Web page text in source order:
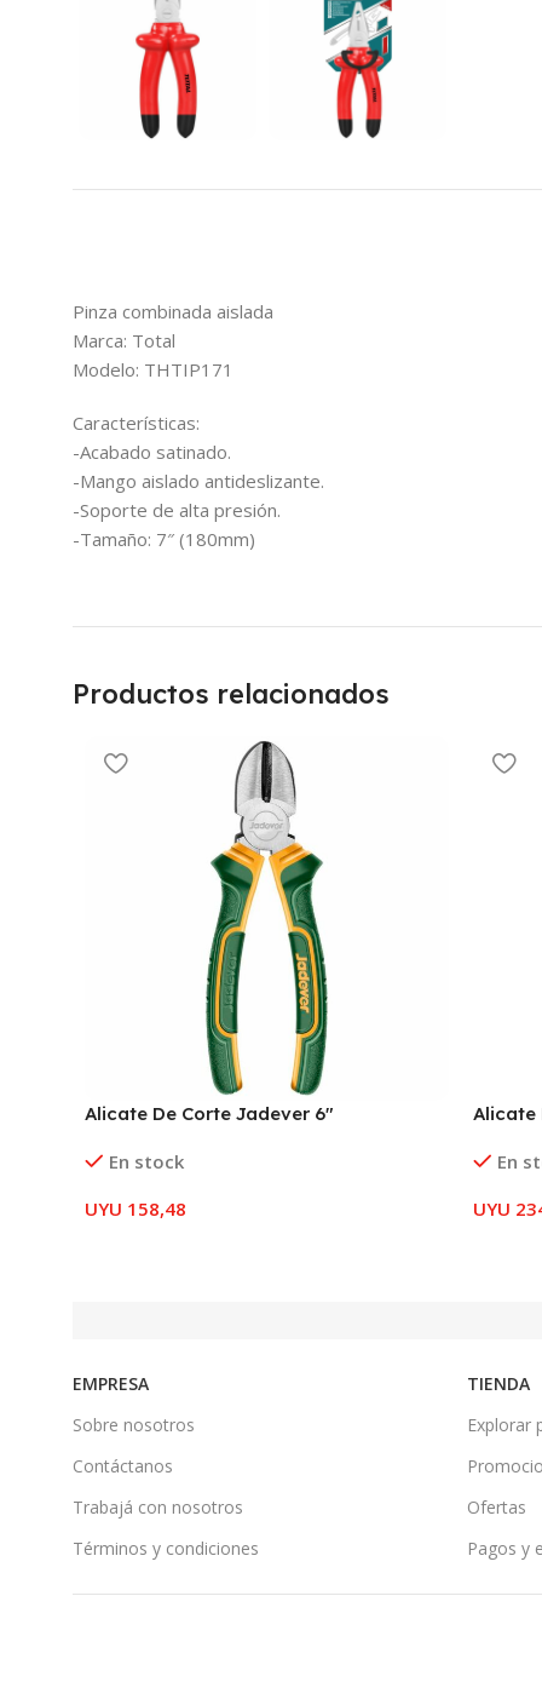
Pinza combinada aislada
Marca: Total
Modelo: THTIP171
Características:
-Acabado satinado.
-Mango aislado antideslizante.
-Soporte de alta presión.
-Tamaño: 7″ (180mm)
Productos relacionados
Alicate De Corte Jadever 6″
En stock
UYU 158,48
Alicate
En
UYU
EMPRESA
Sobre nosotros
Contáctanos
Trabajá con nosotros
Términos y condiciones
TIENDA
Explorar
Ofertas
Pagos y